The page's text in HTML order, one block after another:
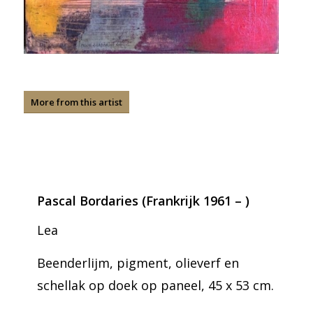
More from this artist
Pascal Bordaries (Frankrijk 1961 – )
Lea
Beenderlijm, pigment, olieverf en
schellak op doek op paneel, 45 x 53 cm.